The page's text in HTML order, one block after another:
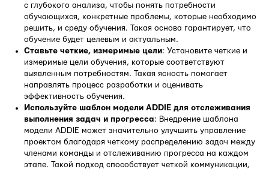
с глубокого анализа, чтобы понять потребности
обучающихся, конкретные проблемы, которые необходимо
решить, и среду обучения. Такая основа гарантирует, что
обучение будет целевым и актуальным.
Ставьте четкие, измеримые цели: Установите четкие и
измеримые цели обучения, которые соответствуют
выявленным потребностям. Такая ясность помогает
направлять процесс разработки и оценивать
эффективность обучения.
Используйте шаблон модели ADDIE для отслеживания
выполнения задач и прогресса: Внедрение шаблона
модели ADDIE может значительно улучшить управление
проектом благодаря четкому распределению задач между
членами команды и отслеживанию прогресса на каждом
этапе. Такой подход способствует четкой коммуникации,